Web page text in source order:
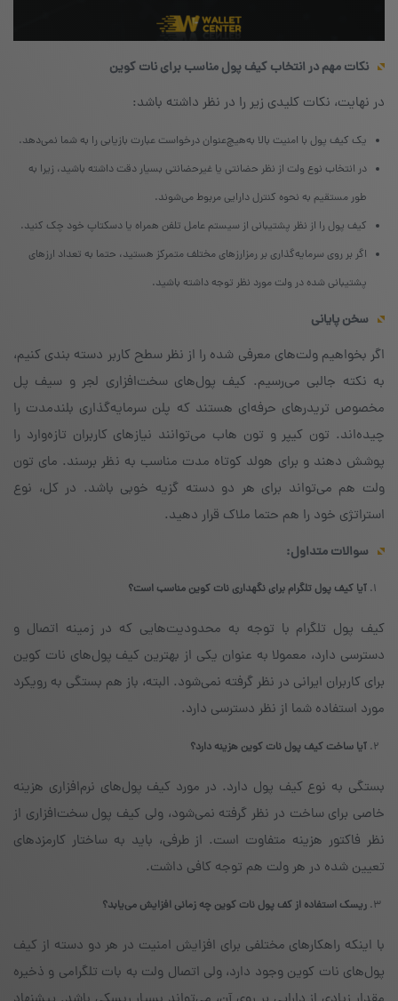
نکات مهم در انتخاب کیف پول مناسب برای نات کوین
در نهایت، نکات کلیدی زیر را در نظر داشته باشد:
یک کیف پول با امنیت بالا به‌هیچ‌عنوان درخواست عبارت بازیابی را به شما نمی‌دهد.
در انتخاب نوع ولت از نظر حضانتی یا غیرحضانتی بسیار دقت داشته باشید، زیرا به
طور مستقیم به نحوه کنترل دارایی مربوط می‌شوند.
کیف پول را از نظر پشتیبانی از سیستم عامل تلفن همراه یا دسکتاپ خود چک کنید.
اگر بر روی سرمایه‌گذاری بر رمزارزهای مختلف متمرکز هستید، حتما به تعداد ارزهای
پشتیبانی شده در ولت مورد نظر توجه داشته باشید.
سخن پایانی
اگر بخواهیم ولت‌های معرفی شده را از نظر سطح کاربر دسته بندی کنیم،
به نکته جالبی می‌رسیم. کیف پول‌های سخت‌افزاری لجر و سیف پل
مخصوص تریدرهای حرفه‌ای هستند که پلن سرمایه‌گذاری بلندمدت را
چیده‌اند. تون کیپر و تون هاب می‌توانند نیازهای کاربران تازه‌وارد را
پوشش دهند و برای هولد کوتاه مدت مناسب به نظر برسند. مای تون
ولت هم می‌تواند برای هر دو دسته گزیه خوبی باشد. در کل، نوع
استراتژی خود را هم حتما ملاک قرار دهید.
سوالات متداول:
آیا کیف پول تلگرام برای نگهداری نات کوین مناسب است؟
کیف پول تلگرام با توجه به محدودیت‌هایی که در زمینه اتصال و
دسترسی دارد، معمولا به عنوان یکی از بهترین کیف پول‌های نات کوین
برای کاربران ایرانی در نظر گرفته نمی‌شود. البته، باز هم بستگی به رویکرد
مورد استفاده شما از نظر دسترسی دارد.
آیا ساخت کیف پول نات کوین هزینه دارد؟
بستگی به نوع کیف پول دارد. در مورد کیف پول‌های نرم‌افزاری هزینه
خاصی برای ساخت در نظر گرفته نمی‌شود، ولی کیف پول سخت‌افزاری از
نظر فاکتور هزینه متفاوت است. از طرفی، باید به ساختار کارمزدهای
تعیین شده در هر ولت هم توجه کافی داشت.
ریسک استفاده از کف پول نات کوین چه زمانی افزایش می‌یابد؟
با اینکه راهکارهای مختلفی برای افزایش امنیت در هر دو دسته از کیف
پول‌های نات کوین وجود دارد، ولی اتصال ولت به بات تلگرامی و ذخیره